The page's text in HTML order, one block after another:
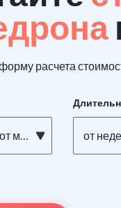
расчета
от